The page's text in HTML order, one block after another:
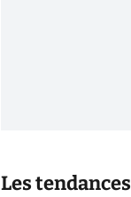
Les tendances